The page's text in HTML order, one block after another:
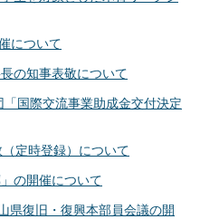
について
の知事表敬について
国際交流事業助成金交付決定
定時登録）について
の開催について
県復旧・復興本部員会議の開